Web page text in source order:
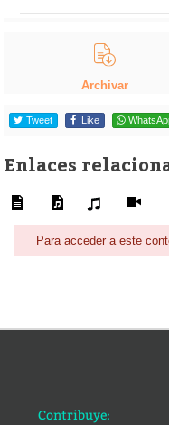
Archivar
Tweet Like
Enlaces
Para acceder a este
Contribuye: